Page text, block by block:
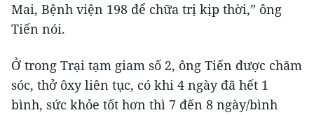
Mai, Bệnh viện 198 để chữa trị kịp thời,” ông
Tiến nói.
Ở trong Trại tạm giam số 2, ông Tiến được chăm
sóc, thở ôxy liên tục, có khi 4 ngày đã hết 1
bình, sức khỏe tốt hơn thì 7 đến 8 ngày/bình